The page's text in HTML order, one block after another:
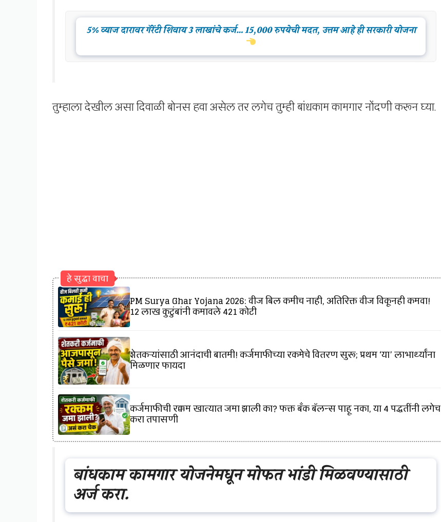
5% व्याज दारावर गॅरेंटी शिवाय 3 लाखांचे कर्ज… 15,000 रुपयेची मदत, उत्तम आहे ही सरकारी योजना
तुम्हाला देखील असा दिवाळी बोनस हवा असेल तर लगेच तुम्ही बांधकाम कामगार नोंदणी करून घ्या.
हे सुद्धा वाचा
PM Surya Ghar Yojana 2026: वीज बिल कमीच नाही, अतिरिक्त वीज विकूनही कमवा!
12 लाख कुटुंबांनी कमावले ₹421 कोटी
शेतकऱ्यांसाठी आनंदाची बातमी! कर्जमाफीच्या रकमेचे वितरण सुरू; प्रथम ‘या’ लाभार्थ्यांना
मिळणार फायदा
कर्जमाफीची रक्कम खात्यात जमा झाली का? फक्त बँक बॅलन्स पाहू नका, या 4 पद्धतींनी लगेच
करा तपासणी
बांधकाम कामगार योजनेमधून मोफत भांडी मिळवण्यासाठी
अर्ज करा.